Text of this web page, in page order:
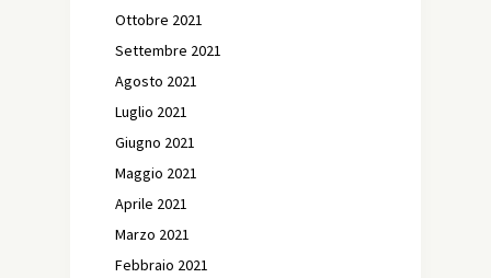
Ottobre 2021
Settembre 2021
Agosto 2021
Luglio 2021
Giugno 2021
Maggio 2021
Aprile 2021
Marzo 2021
Febbraio 2021